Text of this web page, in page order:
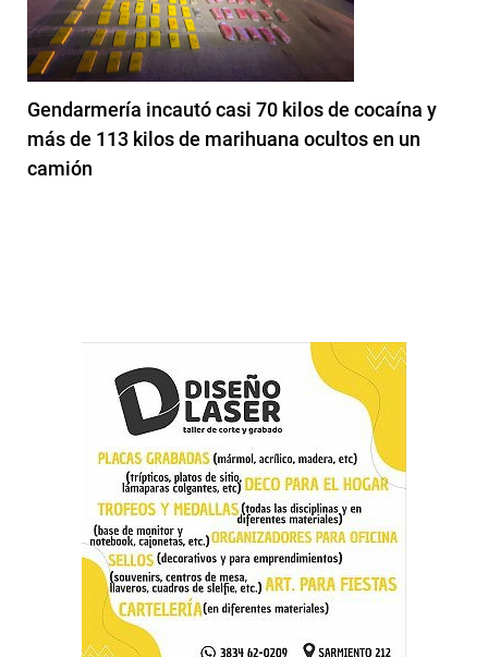
Gendarmería incautó casi 70 kilos de cocaína y
más de 113 kilos de marihuana ocultos en un
camión